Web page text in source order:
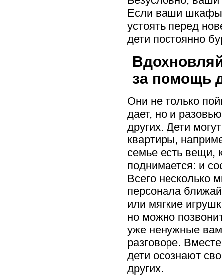
Если ваши шкафы
устоять перед
дети постоянно
за помощь
Они не только
дает, но и
других. Дети
квартиры,
семье есть вещи,
поднимается: и
Всего несколько
персонала
или мягкие
но можно
уже ненужные
разговоре.
дети осознают
других.